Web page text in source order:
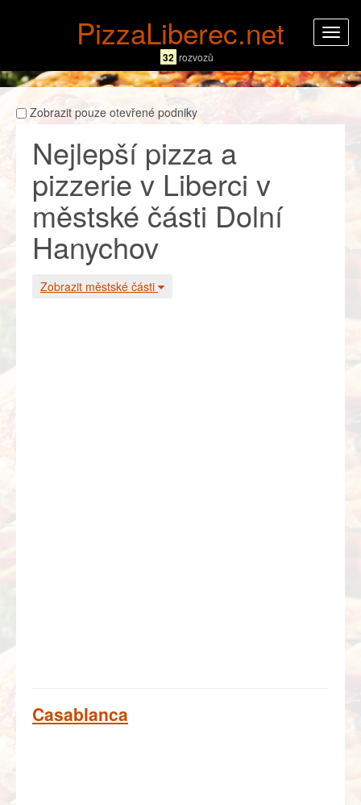
PizzaLiberec.net
32 rozvozů
Zobrazit pouze otevřené podniky
Nejlepší pizza a
pizzerie v Liberci v
městské části Dolní
Hanychov
Zobrazit městské části
Casablanca